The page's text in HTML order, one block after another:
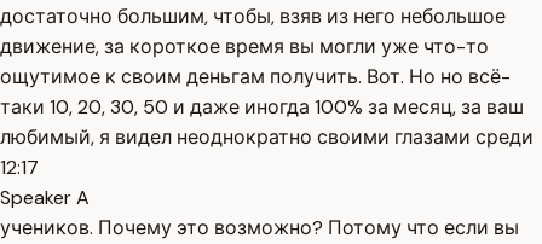
достаточно большим, чтобы, взяв из него небольшое
движение, за короткое время вы могли уже что-то
ощутимое к своим деньгам получить. Вот. Но но всё-
таки 10, 20, 30, 50 и даже иногда 100% за месяц, за ваш
любимый, я видел неоднократно своими глазами среди
12:17
Speaker A
учеников. Почему это возможно? Потому что если вы